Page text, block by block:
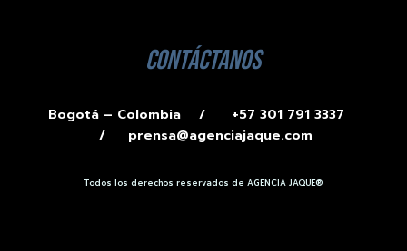
contáctanos
Bogotá – Colombia /
+57 301 791 3337
/ prensa@agenciajaque.com
Todos los derechos reservados de AGENCIA JAQUE®